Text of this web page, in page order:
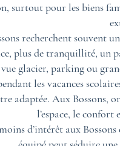
surtout pour les biens
recherchent
plus de tranquillité,
glacier, parking ou
les vacances
adaptée. Aux Bossons,
l’espace, le confort
d’intérêt aux